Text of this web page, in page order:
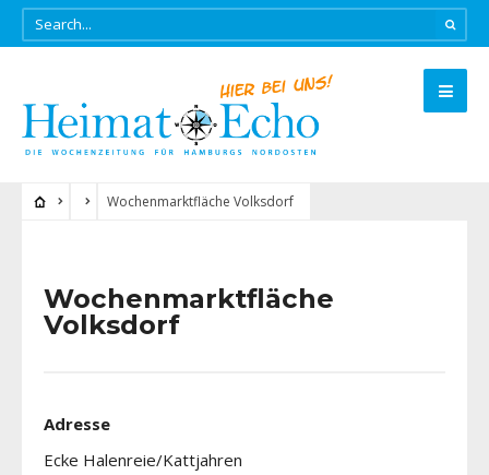
Wochenmarktfläche Volksdorf
Wochenmarktfläche
Volksdorf
Adresse
Ecke Halenreie/Kattjahren